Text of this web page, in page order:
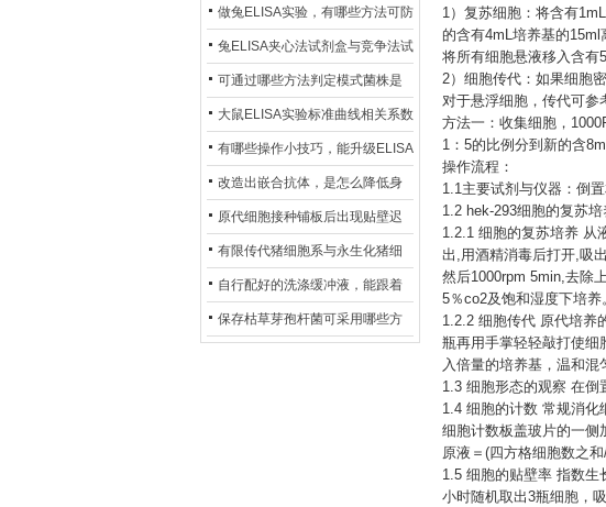
做兔ELISA实验，有哪些方法可防
止平台效应发生？
兔ELISA夹心法试剂盒与竞争法试
剂盒，适用检测场景存在哪些差
异？
可通过哪些方法判定模式菌株是
否存在杂菌污染？
大鼠ELISA实验标准曲线相关系数
偏低，可从哪些维度开展问题排
查？
有哪些操作小技巧，能升级ELISA
的LOD与LOQ性能？
改造出嵌合抗体，是怎么降低身
体生成抗鼠抗体（HAMA）的？
原代细胞接种铺板后出现贴壁迟
缓、悬浮细胞数量偏多的现象的
主要诱因
有限传代猪细胞系与永生化猪细
胞系，二者在增殖存活周期上有
什么区别？
自行配好的洗涤缓冲液，能跟着
试剂盒原装干粉放一处储存吗？
保存枯草芽孢杆菌可采用哪些方
1）复苏细胞：将含有
的含有4mL培养基的
将所有细胞悬液移入含有
2）细胞传代：如果细胞
对于悬浮细胞，传代可参
方法一：收集细胞，
1：5的比例分到新的含
操作流程：
1.1主要试剂与仪器：倒
1.2 hek-293细胞的复苏培
1.2.1 细胞的复苏培养 从
出,用酒精消毒后打开,吸
然后1000rpm 5min,去除
5％co2及饱和湿度下培养
1.2.2 细胞传代 原代培养
瓶再用手掌轻轻敲打使细
入倍量的培养基，温和混
1.3 细胞形态的观察 在倒
1.4 细胞的计数 常规消化
细胞计数板盖玻片的一侧
原液＝(四方格细胞数之和
1.5 细胞的贴壁率 指数生
小时随机取出3瓶细胞，